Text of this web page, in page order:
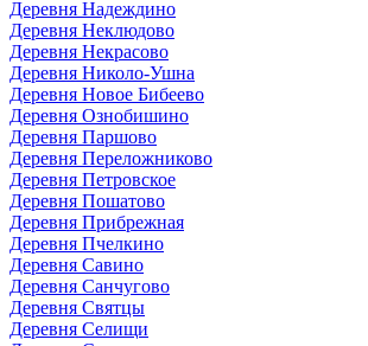
Деревня Надеждино
Деревня Неклюдово
Деревня Некрасово
Деревня Николо-Ушна
Деревня Новое Бибеево
Деревня Ознобишино
Деревня Паршово
Деревня Переложниково
Деревня Петровское
Деревня Пошатово
Деревня Прибрежная
Деревня Пчелкино
Деревня Савино
Деревня Санчугово
Деревня Святцы
Деревня Селищи